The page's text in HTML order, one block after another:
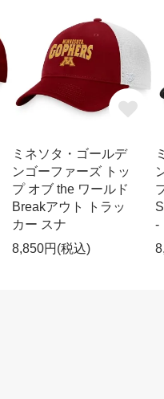
ミネソタ・ゴールデ
ンゴーファーズ トッ
プ オブ the ワールド
Breakアウト トラッ
カー スナ
8,850円(税込)
-